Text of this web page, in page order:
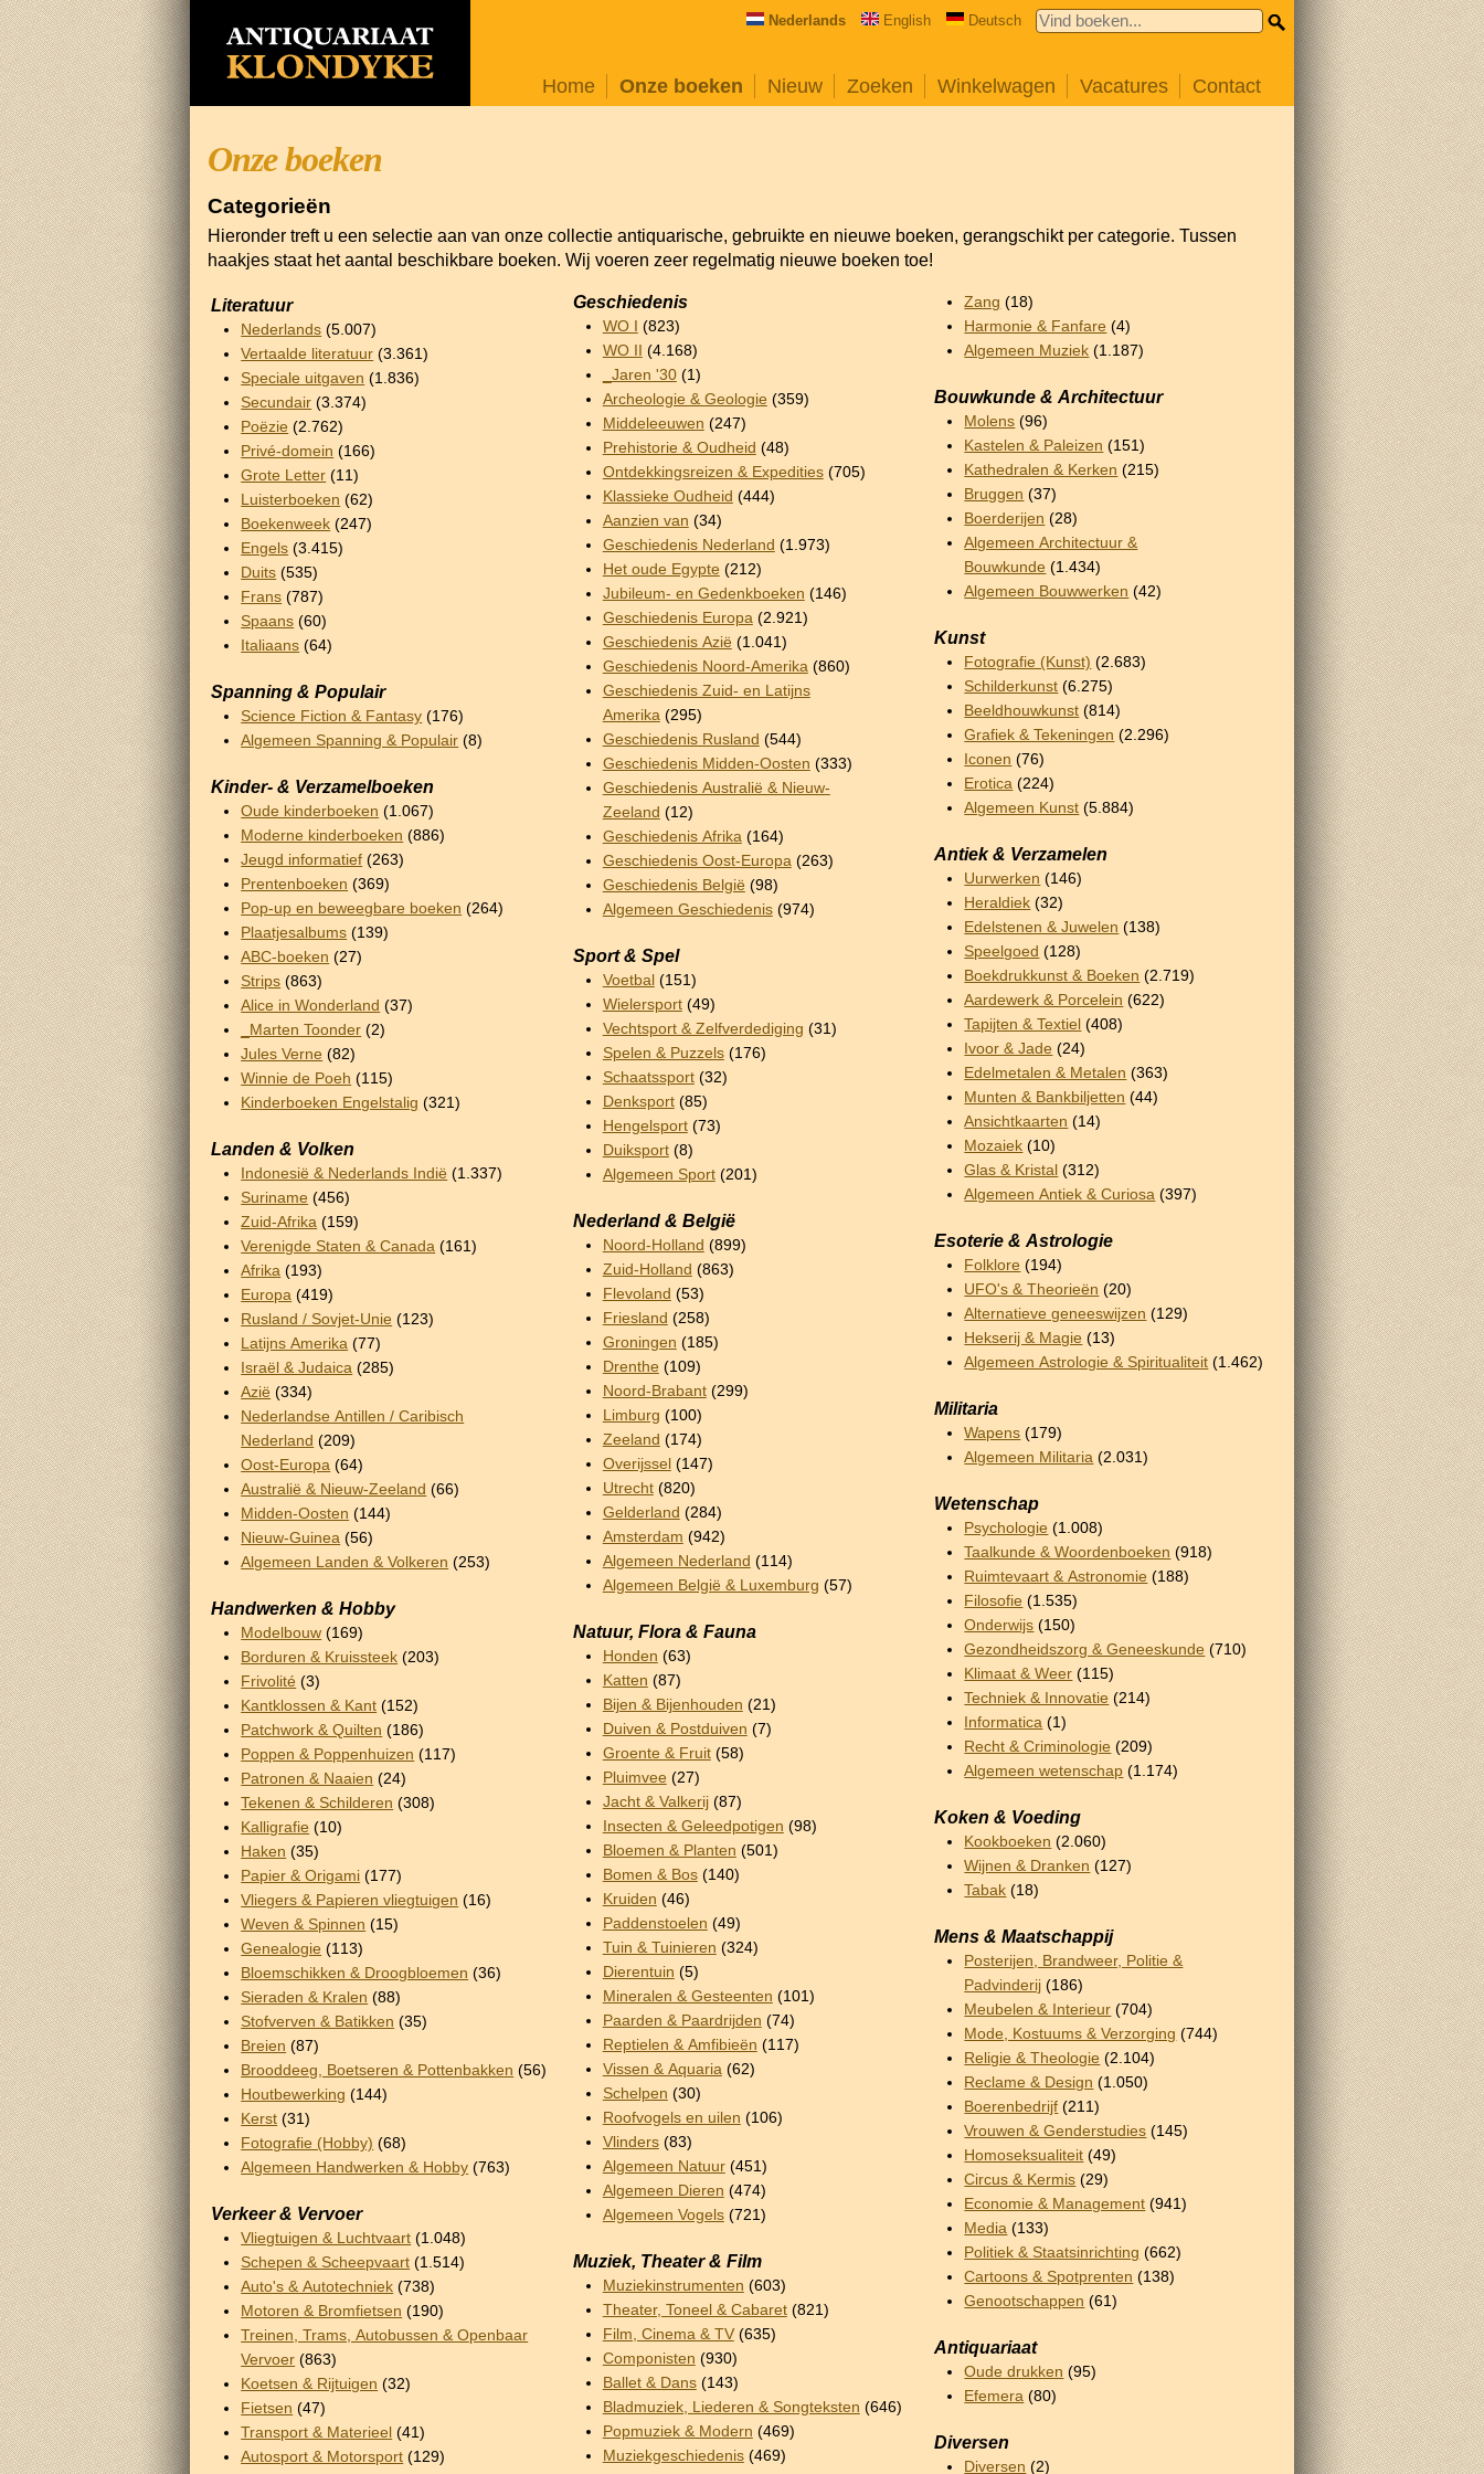
Nederlands English Deutsch
Home Onze boeken Nieuw Zoeken Winkelwagen Vacatures Contact
Onze boeken
Categorieën
Hieronder treft u een selectie aan van onze collectie antiquarische, gebruikte en nieuwe boeken, gerangschikt per categorie. Tussen
haakjes staat het aantal beschikbare boeken. Wij voeren zeer regelmatig nieuwe boeken toe!
Literatuur
Nederlands (5.007)
Vertaalde literatuur (3.361)
Speciale uitgaven (1.836)
Secundair (3.374)
Poëzie (2.762)
Privé-domein (166)
Grote Letter (11)
Luisterboeken (62)
Boekenweek (247)
Engels (3.415)
Duits (535)
Frans (787)
Spaans (60)
Italiaans (64)
Spanning & Populair
Science Fiction & Fantasy (176)
Algemeen Spanning & Populair (8)
Kinder- & Verzamelboeken
Oude kinderboeken (1.067)
Moderne kinderboeken (886)
Jeugd informatief (263)
Prentenboeken (369)
Pop-up en beweegbare boeken (264)
Plaatjesalbums (139)
ABC-boeken (27)
Strips (863)
Alice in Wonderland (37)
_Marten Toonder (2)
Jules Verne (82)
Winnie de Poeh (115)
Kinderboeken Engelstalig (321)
Landen & Volken
Indonesië & Nederlands Indië (1.337)
Suriname (456)
Zuid-Afrika (159)
Verenigde Staten & Canada (161)
Afrika (193)
Europa (419)
Rusland / Sovjet-Unie (123)
Latijns Amerika (77)
Israël & Judaica (285)
Azië (334)
Nederlandse Antillen / Caribisch
Nederland (209)
Oost-Europa (64)
Australië & Nieuw-Zeeland (66)
Midden-Oosten (144)
Nieuw-Guinea (56)
Algemeen Landen & Volkeren (253)
Handwerken & Hobby
Modelbouw (169)
Borduren & Kruissteek (203)
Frivolité (3)
Kantklossen & Kant (152)
Patchwork & Quilten (186)
Poppen & Poppenhuizen (117)
Patronen & Naaien (24)
Tekenen & Schilderen (308)
Kalligrafie (10)
Haken (35)
Papier & Origami (177)
Vliegers & Papieren vliegtuigen (16)
Weven & Spinnen (15)
Genealogie (113)
Bloemschikken & Droogbloemen (36)
Sieraden & Kralen (88)
Stofverven & Batikken (35)
Breien (87)
Brooddeeg, Boetseren & Pottenbakken (56)
Houtbewerking (144)
Kerst (31)
Fotografie (Hobby) (68)
Algemeen Handwerken & Hobby (763)
Verkeer & Vervoer
Vliegtuigen & Luchtvaart (1.048)
Schepen & Scheepvaart (1.514)
Auto's & Autotechniek (738)
Motoren & Bromfietsen (190)
Treinen, Trams, Autobussen & Openbaar
Vervoer (863)
Koetsen & Rijtuigen (32)
Fietsen (47)
Transport & Materieel (41)
Autosport & Motorsport (129)
Geschiedenis
WO I (823)
WO II (4.168)
_Jaren '30(1)
Archeologie & Geologie (359)
Middeleeuwen (247)
Prehistorie & Oudheid (48)
Ontdekkingsreizen & Expedities(705)
Klassieke Oudheid (444)
Aanzien van (34)
Geschiedenis Nederland (1.973)
Het oude Egypte (212)
Jubileum- en Gedenkboeken (146)
Geschiedenis Europa (2.921)
Geschiedenis Azië (1.041)
Geschiedenis Noord-Amerika (860)
Geschiedenis Zuid- en Latijns
Amerika (295)
Geschiedenis Rusland (544)
Geschiedenis Midden-Oosten (333)
Geschiedenis Australië & Nieuw-
Zeeland (12)
Geschiedenis Afrika (164)
Geschiedenis Oost-Europa (263)
Geschiedenis België (98)
Algemeen Geschiedenis(974)
Sport & Spel
Voetbal(151)
Wielersport(49)
Vechtsport & Zelfverdediging (31)
Spelen & Puzzels(176)
Schaatssport(32)
Denksport(85)
Hengelsport(73)
Duiksport(8)
Algemeen Sport(201)
Nederland & België
Noord-Holland (899)
Zuid-Holland (863)
Flevoland (53)
Friesland (258)
Groningen (185)
Drenthe (109)
Noord-Brabant(299)
Limburg (100)
Zeeland (174)
Overijssel(147)
Utrecht(820)
Gelderland (284)
Amsterdam (942)
Algemeen Nederland (114)
Algemeen België & Luxemburg (57)
Natuur, Flora & Fauna
Honden (63)
Katten (87)
Bijen & Bijenhouden (21)
Duiven & Postduiven (7)
Groente & Fruit(58)
Pluimvee (27)
Jacht & Valkerij(87)
Insecten & Geleedpotigen (98)
Bloemen & Planten (501)
Bomen & Bos(140)
Kruiden (46)
Paddenstoelen (49)
Tuin & Tuinieren (324)
Dierentuin (5)
Mineralen & Gesteenten (101)
Paarden & Paardrijden (74)
Reptielen & Amfibieën (117)
Vissen & Aquaria (62)
Schelpen (30)
Roofvogels en uilen (106)
Vlinders(83)
Algemeen Natuur(451)
Algemeen Dieren (474)
Algemeen Vogels(721)
Muziek, Theater & Film
Muziekinstrumenten (603)
Theater, Toneel & Cabaret(821)
Film, Cinema & TV(635)
Componisten (930)
Ballet & Dans(143)
Bladmuziek, Liederen & Songteksten (646)
Popmuziek & Modern (469)
Muziekgeschiedenis(469)
Zang (18)
Harmonie & Fanfare (4)
Algemeen Muziek (1.187)
Bouwkunde & Architectuur
Molens (96)
Kastelen & Paleizen (151)
Kathedralen & Kerken (215)
Bruggen (37)
Boerderijen (28)
Algemeen Architectuur &
Bouwkunde (1.434)
Algemeen Bouwwerken (42)
Kunst
Fotografie (Kunst) (2.683)
Schilderkunst (6.275)
Beeldhouwkunst (814)
Grafiek & Tekeningen (2.296)
Iconen (76)
Erotica (224)
Algemeen Kunst (5.884)
Antiek & Verzamelen
Uurwerken (146)
Heraldiek (32)
Edelstenen & Juwelen (138)
Speelgoed (128)
Boekdrukkunst & Boeken (2.719)
Aardewerk & Porcelein (622)
Tapijten & Textiel (408)
Ivoor & Jade (24)
Edelmetalen & Metalen (363)
Munten & Bankbiljetten (44)
Ansichtkaarten (14)
Mozaiek (10)
Glas & Kristal (312)
Algemeen Antiek & Curiosa (397)
Esoterie & Astrologie
Folklore (194)
UFO's & Theorieën (20)
Alternatieve geneeswijzen (129)
Hekserij & Magie (13)
Algemeen Astrologie & Spiritualiteit (1.462)
Militaria
Wapens (179)
Algemeen Militaria (2.031)
Wetenschap
Psychologie (1.008)
Taalkunde & Woordenboeken (918)
Ruimtevaart & Astronomie (188)
Filosofie (1.535)
Onderwijs (150)
Gezondheidszorg & Geneeskunde (710)
Klimaat & Weer (115)
Techniek & Innovatie (214)
Informatica (1)
Recht & Criminologie (209)
Algemeen wetenschap (1.174)
Koken & Voeding
Kookboeken (2.060)
Wijnen & Dranken (127)
Tabak (18)
Mens & Maatschappij
Posterijen, Brandweer, Politie &
Padvinderij (186)
Meubelen & Interieur (704)
Mode, Kostuums & Verzorging (744)
Religie & Theologie (2.104)
Reclame & Design (1.050)
Boerenbedrijf (211)
Vrouwen & Genderstudies (145)
Homoseksualiteit (49)
Circus & Kermis (29)
Economie & Management (941)
Media (133)
Politiek & Staatsinrichting (662)
Cartoons & Spotprenten (138)
Genootschappen (61)
Antiquariaat
Oude drukken (95)
Efemera (80)
Diversen
Diversen (2)